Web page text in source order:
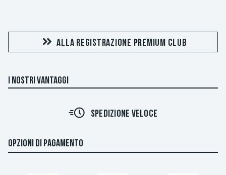
ALLA REGISTRAZIONE PREMIUM CLUB
I NOSTRI VANTAGGI
SPEDIZIONE VELOCE
OPZIONI DI PAGAMENTO